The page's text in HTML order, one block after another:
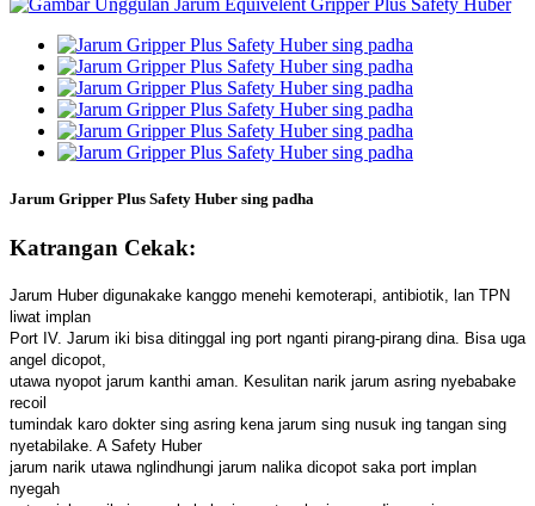
Jarum Gripper Plus Safety Huber sing padha
Katrangan Cekak:
Jarum Huber digunakake kanggo menehi kemoterapi, antibiotik, lan TPN
liwat implan
Port IV. Jarum iki bisa ditinggal ing port nganti pirang-pirang dina. Bisa uga
angel dicopot,
utawa nyopot jarum kanthi aman. Kesulitan narik jarum asring nyebabake
recoil
tumindak karo dokter sing asring kena jarum sing nusuk ing tangan sing
nyetabilake. A Safety Huber
jarum narik utawa nglindhungi jarum nalika dicopot saka port implan
nyegah